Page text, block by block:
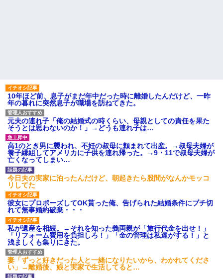
10年ほど前、息子がまだ年中だった時に離婚したんだけど、一昨
年の暮れに突然息子が職場を訪ねてきた。
元夫の連れ子「俺の結婚式の時くらい、母親としての責任を果た
そうとは思わないのか！」→どうも連れ子は…
高1のとき男に襲われ、不妊の叔母に頼まれて出産。→叔母夫婦が
養子縁組してアメリカに子供を連れ帰った。→9・11で叔母夫婦が
亡くなってしまい…
今日夫の実家に泊ったんだけど、朝起きたら股間がなんかモッコ
リしてた
彼女にプロポーズしてOK貰った俺、告げられた結婚条件にブチ切
れて無事婚約破棄・・・
私が遺産を相続。→それを知った義両親が「旅行代金を出せ！」
「リフォーム費用を負担しろ！」「金の管理は私達がする！」と
浅ましくも集りにきた。
妻「ずっと好きだった人と一緒になりたいから、わかれてくださ
い」→離婚後、娘と実家で生活してると…